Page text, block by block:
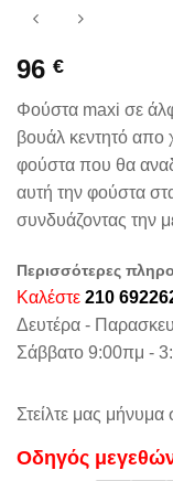
96 €
Φούστα maxi σε
βουάλ κεντητό
φούστα που θα
αυτή την φούστα
συνδυάζοντας την
Περισσότερες
Καλέστε 210
Δευτέρα -
Σάββατο 9:00πμ -
Στείλτε μας μήνυμα
Oδηγός